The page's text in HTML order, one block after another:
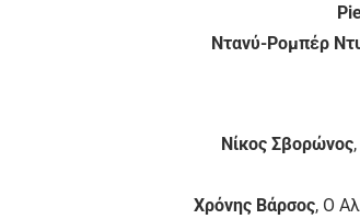
Ντανύ-Ρομπέρ
Νίκος Σβορώνος
Χρόνης Βάρσος, Ο